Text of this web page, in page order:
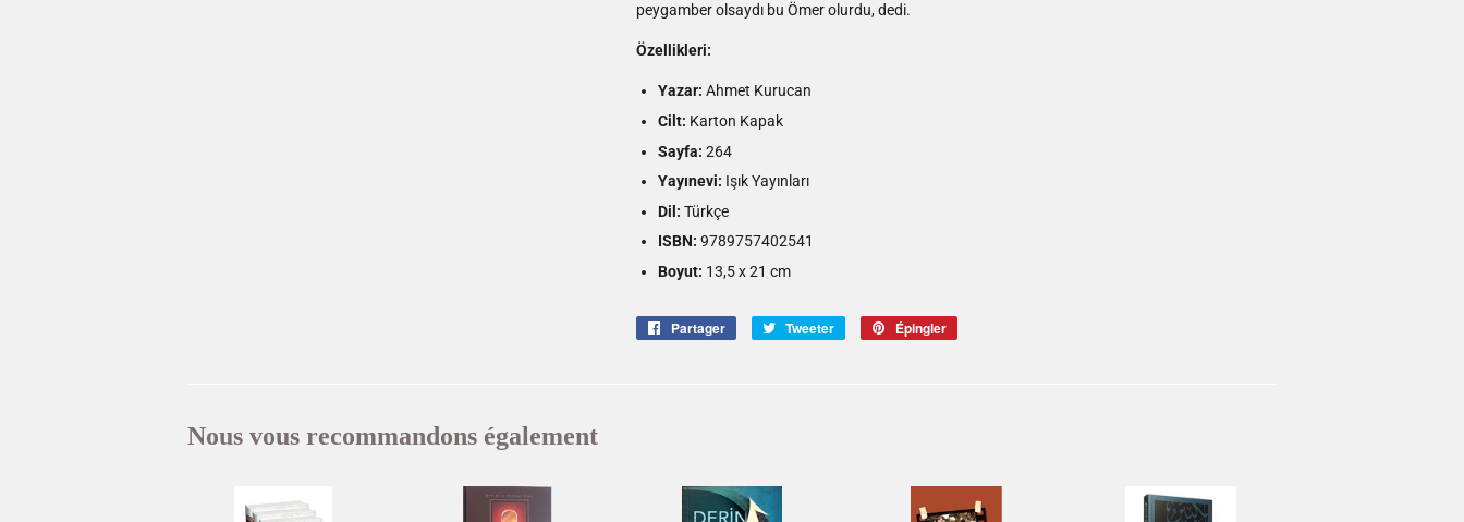
peygamber olsaydı bu Ömer olurdu, dedi.
Özellikleri:
Yazar: Ahmet Kurucan
Cilt: Karton Kapak
Sayfa: 264
Yayınevi: Işık Yayınları
Dil: Türkçe
ISBN: 9789757402541
Boyut: 13,5 x 21 cm
Partager
PartagerTweeter
Tweeter
Épingler
Nous vous recommandons également